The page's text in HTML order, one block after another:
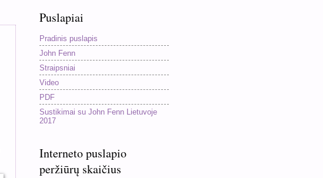
Puslapiai
Pradinis puslapis
John Fenn
Straipsniai
Video
PDF
Sustikimai su John Fenn Lietuvoje
2017
Interneto puslapio
peržiūrų skaičius